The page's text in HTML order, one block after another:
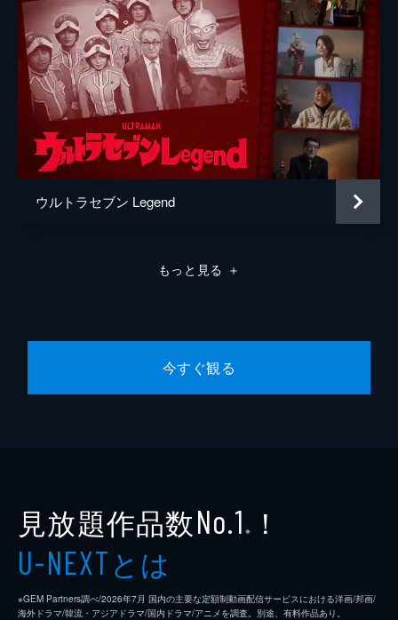
ウルトラセブン Legend
もっと見る ＋
今すぐ観る
見放題作品数No.1 ※ ！
U-NEXTとは
※GEM Partners調べ/2026年7⽉ 国内の主要な定額制動画配信サービスにおける洋画/邦画/
海外ドラマ/韓流・アジアドラマ/国内ドラマ/アニメを調査。別途、有料作品あり。